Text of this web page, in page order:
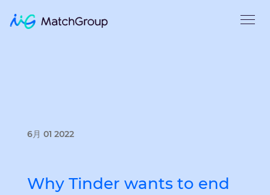
6月 01 2022
Why Tinder wants to end